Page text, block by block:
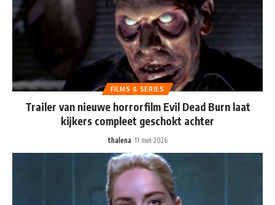
FILMS & SERIES
Trailer van nieuwe horrorfilm Evil Dead Burn laat
kijkers compleet geschokt achter
thalena 11 mei 2026